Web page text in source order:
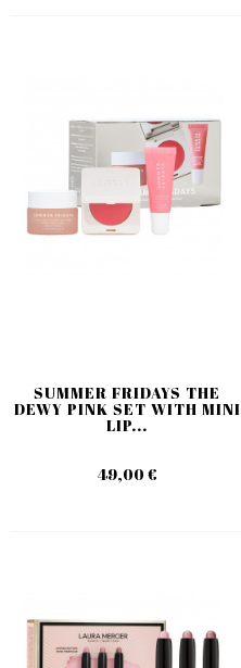
SUMMER FRIDAYS THE
DEWY PINK SET WITH MINI
LIP...
49,00 €